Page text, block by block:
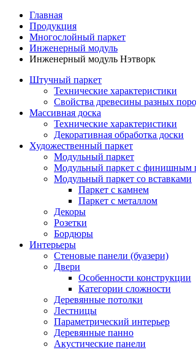
Главная
Продукция
Многослойный паркет
Инженерный модуль
Инженерный модуль Нэтворк
Штучный паркет
Технические характеристики
Свойства древесины разных
Массивная доска
Технические характеристики
Декоративная обработка доски
Художественный паркет
Модульный паркет
Модульный паркет с финишным
Модульный паркет со вставками
Паркет с камнем
Паркет с металлом
Декоры
Розетки
Бордюры
Интерьеры
Стеновые панели (буазери)
Двери
Особенности конструкции
Категории сложности
Деревянные потолки
Лестницы
Параметрический интерьер
Деревянные панно
Акустические панели